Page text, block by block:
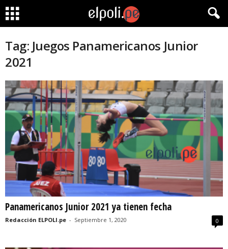
Tag: Juegos Panamericanos Junior
2021
Panamericanos Junior 2021 ya tienen fecha
Redacción ELPOLI.pe - Septiembre 1, 2020 0